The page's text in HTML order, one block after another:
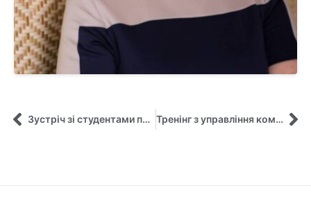
Зустріч зі студентами першого курсу кафедри Управління з питань міжнародної мобільності Тренінг з управління командою від експерта в сфері розвитку керівників